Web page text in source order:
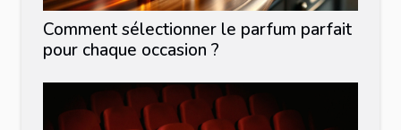
Comment sélectionner le parfum parfait
pour chaque occasion ?